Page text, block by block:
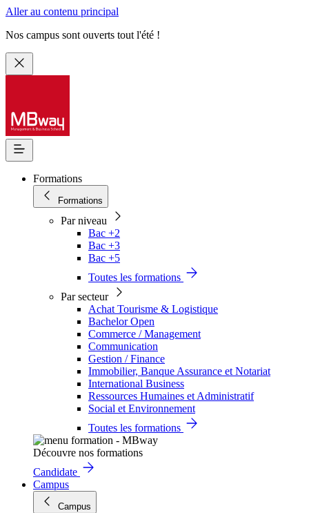
Aller au contenu principal
Nos campus sont ouverts tout l'été !
Formations
Formations
Par niveau
Bac +2
Bac +3
Bac +5
Toutes les formations
Par secteur
Achat Tourisme & Logistique
Bachelor Open
Commerce / Management
Communication
Gestion / Finance
Immobilier, Banque Assurance et Notariat
International Business
Ressources Humaines et Administratif
Social et Environnement
Toutes les formations
Découvre nos formations
Candidate
Campus
Campus